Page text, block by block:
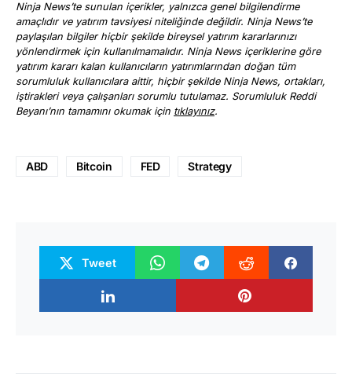
Ninja News’te sunulan içerikler, yalnızca genel bilgilendirme
amaçlıdır ve yatırım tavsiyesi niteliğinde değildir. Ninja News’te
paylaşılan bilgiler hiçbir şekilde bireysel yatırım kararlarınızı
yönlendirmek için kullanılmamalıdır. Ninja News içeriklerine göre
yatırım kararı kalan kullanıcıların yatırımlarından doğan tüm
sorumluluk kullanıcılara aittir, hiçbir şekilde Ninja News, ortakları,
iştirakleri veya çalışanları sorumlu tutulamaz. Sorumluluk Reddi
Beyanı’nın tamamını okumak için tıklayınız.
ABD Bitcoin FED Strategy
Tweet